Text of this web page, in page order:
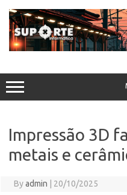
content
Impressão 3D
metais e
Byadmin 20/10/2025